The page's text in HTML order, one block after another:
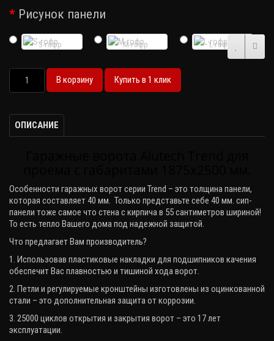
Рисунок панели
S-гофр M-гофр L-гофр
В корзину Купить в 1 клик
ОПИСАНИЕ
Особенности гаражных ворот серии Trend – это толщина панели,
которая составляет 40 мм. Только представьте себе 40 мм. сип-
панели тоже самое что стена с кирпича в 55 сантиметров шириной!
То есть тепло Вашего дома под надежной защитой.
Что предлагает Вам производитель?
1. Использовав пластиковые накладки для подшипников качения
обеспечит Вас плавностью и тишиной хода ворот.
2. Петли и регулируемые кронштейны изготовлены из оцинкованной
стали – это дополнительная защита от коррозии.
3. 25000 циклов открытия и закрытия ворот – это 17 лет
эксплуатации.